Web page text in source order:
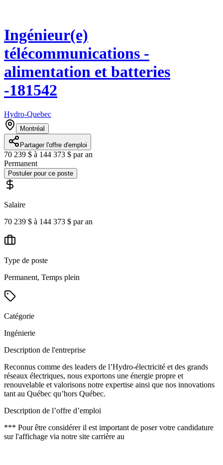
Ingénieur(e)
télécommunications -
alimentation et batteries
-181542
Hydro-Quebec
Montréal
Partager l'offre d'emploi
70 239 $ à 144 373 $ par an
Permanent
Postuler pour ce poste
Salaire
70 239 $ à 144 373 $ par an
Type de poste
Permanent, Temps plein
Catégorie
Ingénierie
Description de l'entreprise
Reconnus comme des leaders de l’Hydro-électricité et des grands
réseaux électriques, nous exportons une énergie propre et
renouvelable et valorisons notre expertise ainsi que nos innovations
tant au Québec qu’hors Québec.
Description de l’offre d’emploi
*** Pour être considérer il est important de poser votre candidature
sur l'affichage via notre site carrière au